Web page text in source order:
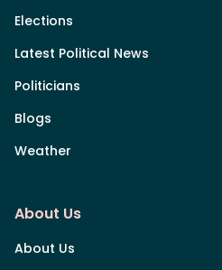
Elections
Latest Political News
Politicians
Blogs
Weather
About Us
About Us